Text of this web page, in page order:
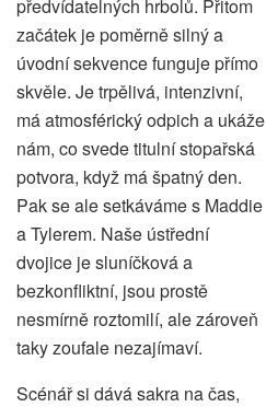
předvídatelných hrbolů. Přitom
začátek je poměrně silný a
úvodní sekvence funguje přímo
skvěle. Je trpělivá, intenzivní,
má atmosférický odpich a ukáže
nám, co svede titulní stopařská
potvora, když má špatný den.
Pak se ale setkáváme s Maddie
a Tylerem. Naše ústřední
dvojice je sluníčková a
bezkonfliktní, jsou prostě
nesmírně roztomilí, ale zároveň
taky zoufale nezajímaví.
Scénář si dává sakra na čas,